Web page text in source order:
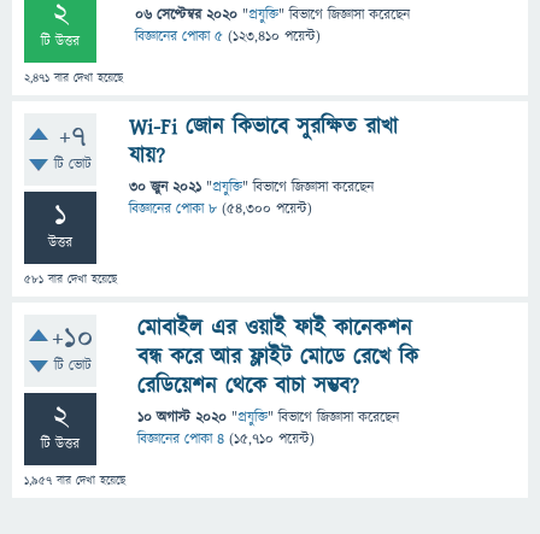
2
টি উত্তর
2,471 বার দেখা হয়েছে
06 সেপ্টেম্বর 2020 "প্রযুক্তি" বিভাগে জিজ্ঞাসাকরেছেন
বিজ্ঞানের পোকা ৫ (123,410 পয়েন্ট)
+7
টি ভোট
1
উত্তর
581 বার দেখা হয়েছে
Wi-Fi জোন কিভাবে সুরক্ষিত রাখা
যায়?
30 জুন 2021 "প্রযুক্তি" বিভাগে জিজ্ঞাসাকরেছেন
বিজ্ঞানের পোকা ৮ (54,300 পয়েন্ট)
+10
টি ভোট
2
টি উত্তর
1,957 বার দেখা হয়েছে
মোবাইল এর ওয়াই ফাই কানেকশন
বন্ধ করে আর ফ্লাইট মোডে রেখে কি
রেডিয়েশন থেকে বাচা সম্ভব?
10 অগাস্ট 2020 "প্রযুক্তি" বিভাগে জিজ্ঞাসাকরেছেন
বিজ্ঞানের পোকা ৪ (15,710 পয়েন্ট)